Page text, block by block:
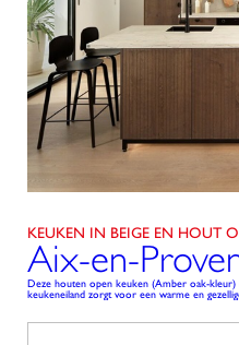
KEUKEN IN BEIGE EN HOUT
Aix-en-
Deze houten open keuken (Amber oak-
keukeneiland zorgt voor een warme en